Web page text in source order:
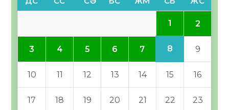
1 2
3 4 5 6 7 8 9
10 11 12 13 14 15 16
17 18 19 20 21 22 23